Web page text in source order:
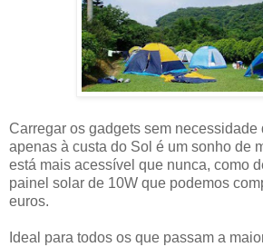
Carregar os gadgets sem necessidade
apenas à custa do Sol é um sonho de
está mais acessível que nunca, como
painel solar de 10W que podemos
euros.
Ideal para todos os que passam a